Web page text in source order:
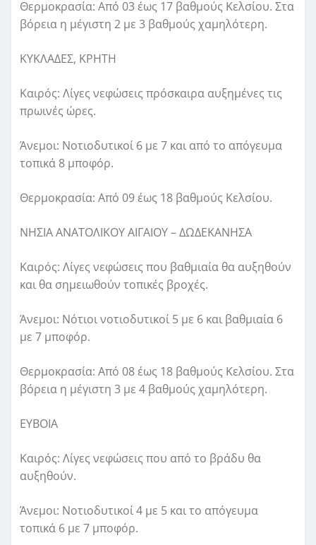
Θερμοκρασία: Από 03 έως 17 βαθμούς Κελσίου. Στα
βόρεια η μέγιστη 2 με 3 βαθμούς χαμηλότερη.
ΚΥΚΛΑΔΕΣ, ΚΡΗΤΗ
Καιρός: Λίγες νεφώσεις πρόσκαιρα αυξημένες τις
πρωινές ώρες.
Άνεμοι: Νοτιοδυτικοί 6 με 7 και από το απόγευμα
τοπικά 8 μποφόρ.
Θερμοκρασία: Από 09 έως 18 βαθμούς Κελσίου.
ΝΗΣΙΑ ΑΝΑΤΟΛΙΚΟΥ ΑΙΓΑΙΟΥ – ΔΩΔΕΚΑΝΗΣΑ
Καιρός: Λίγες νεφώσεις που βαθμιαία θα αυξηθούν
και θα σημειωθούν τοπικές βροχές.
Άνεμοι: Νότιοι νοτιοδυτικοί 5 με 6 και βαθμιαία 6
με 7 μποφόρ.
Θερμοκρασία: Από 08 έως 18 βαθμούς Κελσίου. Στα
βόρεια η μέγιστη 3 με 4 βαθμούς χαμηλότερη.
ΕΥΒΟΙΑ
Καιρός: Λίγες νεφώσεις που από το βράδυ θα
αυξηθούν.
Άνεμοι: Νοτιοδυτικοί 4 με 5 και το απόγευμα
τοπικά 6 με 7 μποφόρ.